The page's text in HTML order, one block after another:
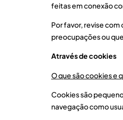
feitas em conexão
Por favor, revise
preocupações ou
Através de cookies
O que são cookies e
Cookies são
navegação como